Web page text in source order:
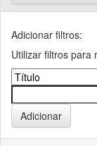
Adicionar filtros:
Utilizar filtros para